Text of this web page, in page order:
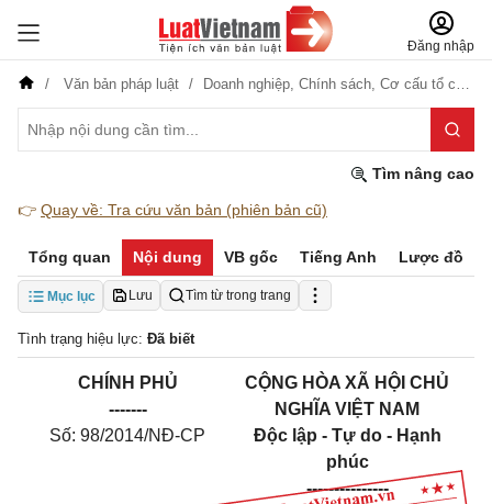
Đăng nhập
Văn bản pháp luật Doanh nghiệp, Chính sách, Cơ cấu tổ chức
Tìm nâng cao
👉 Quay về: Tra cứu văn bản (phiên bản cũ)
Tổng quan Nội dung VB gốc Tiếng Anh Lược đồ
Mục lục Lưu Tìm từ trong trang
Tình trạng hiệu lực: Đã biết
CHÍNH PHỦ
-------
Số: 98/2014/NĐ-CP
CỘNG HÒA XÃ HỘI CHỦ
NGHĨA VIỆT NAM
Độc lập - Tự do - Hạnh
phúc
---------------